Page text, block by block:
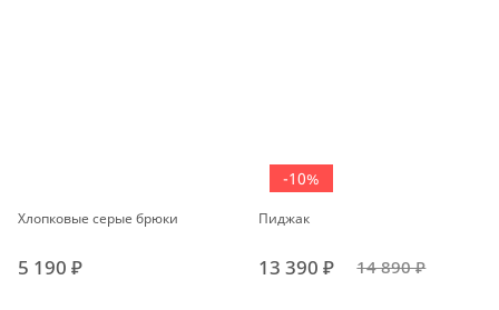
Хлопковые серые брюки
5 190 ₽
-10%
Пиджак
13 390 ₽ 14 890 ₽